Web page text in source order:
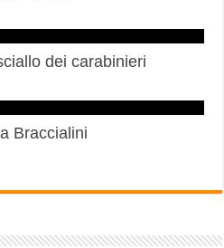
dei carabinieri
Braccialini